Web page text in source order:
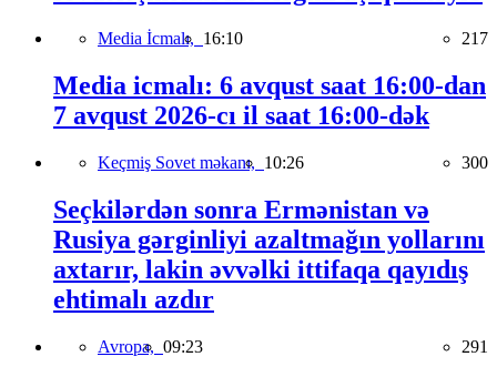
Media İcmalı, 16:10 217
Media icmalı: 6 avqust saat 16:00-dan
7 avqust 2026-cı il saat 16:00-dək
Keçmiş Sovet məkanı, 10:26 300
Seçkilərdən sonra Ermənistan və
Rusiya gərginliyi azaltmağın yollarını
axtarır, lakin əvvəlki ittifaqa qayıdış
ehtimalı azdır
Avropa, 09:23 291